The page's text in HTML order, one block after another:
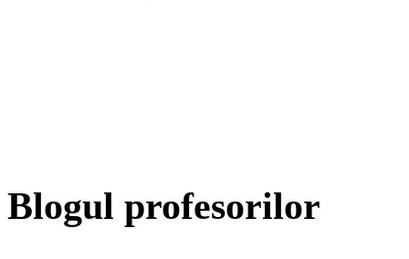
Blogul profesorilor